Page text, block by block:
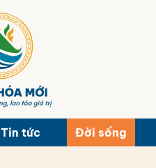
Tin tức Đời sống